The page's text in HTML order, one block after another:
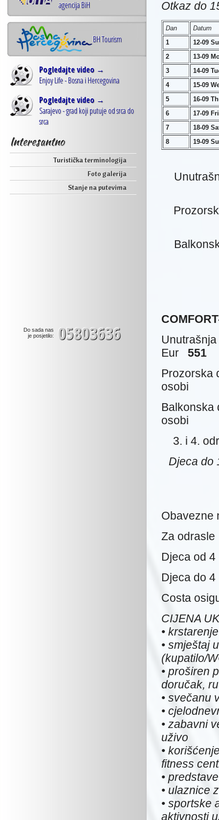
agencija BiH
BH Tourism
Pogledajte video →
Enjoy Life - Bosna i Hercegovina
Pogledajte video →
Sarajevo - grad koji putuje od srca do
srca
Interesantno
Turistička terminologija
Foto galerija
Stanje na putevima
Do sada nas
je posjetilo:
05803636
Otkaz do
Dan
Datum
1
12-09
2
13-09
3
14-09
4
15-09
5
16-09
6
17-09 Fri
7
18-09
8
19-09
Eur 551
Prozorska
osobi
Balkonska
osobi
3. i 4.
Djeca do
Obavezne
Za
Djeca od
Djeca do
Costa
CIJENA
•
• smještaj
(kupatilo/
• proširen
doručak,
• svečanu
•
• zabavni
uživo
•
fitness
•
• ulaznice
• sportske
aktivnosti